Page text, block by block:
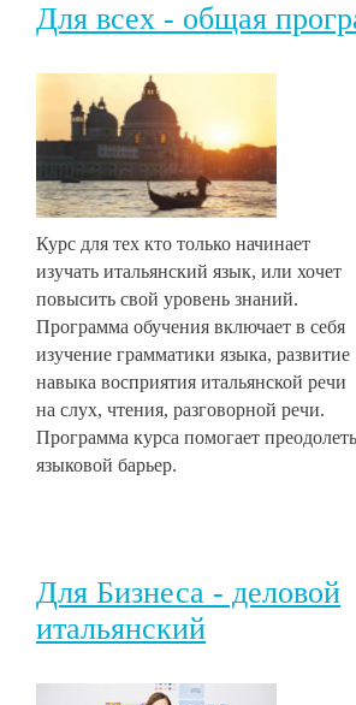
Для всех - общая
Курс для тех кто только начинает
изучать итальянский язык, или хочет
повысить свой уровень знаний.
Программа обучения включает в себя
изучение грамматики языка, развитие
навыка восприятия итальянской речи
на слух, чтения, разговорной речи.
Программа курса помогает преодолеть
языковой барьер.
Для Бизнеса - деловой
итальянский